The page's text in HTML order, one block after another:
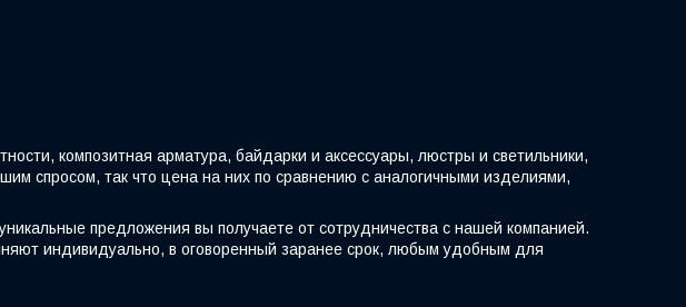
композитная арматура, байдарки и аксессуары, люстры и светильники,
спросом, так что цена на них по сравнению с аналогичными изделиями,
предложения вы получаете от сотрудничества с нашей компанией.
индивидуально, в оговоренный заранее срок, любым удобным для